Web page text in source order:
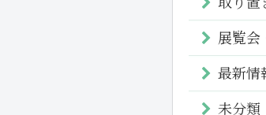
展覧会
最新情
未分類